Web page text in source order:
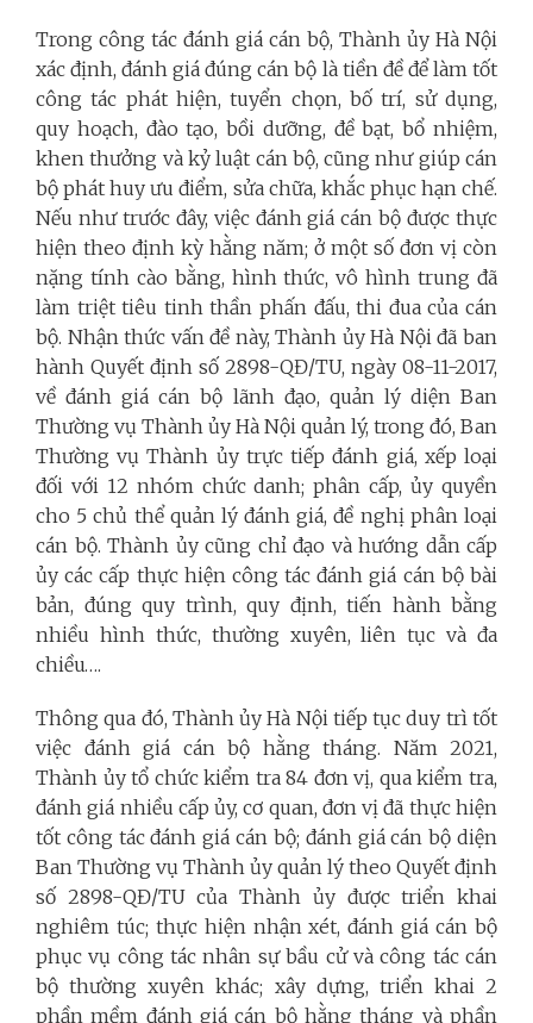
Trong công tác đánh giá cán bộ, Thành ủy Hà Nội
xác định, đánh giá đúng cán bộ là tiền đề để làm tốt
công tác phát hiện, tuyển chọn, bố trí, sử dụng,
quy hoạch, đào tạo, bồi dưỡng, đề bạt, bổ nhiệm,
khen thưởng và kỷ luật cán bộ, cũng như giúp cán
bộ phát huy ưu điểm, sửa chữa, khắc phục hạn chế.
Nếu như trước đây, việc đánh giá cán bộ được thực
hiện theo định kỳ hằng năm; ở một số đơn vị còn
nặng tính cào bằng, hình thức, vô hình trung đã
làm triệt tiêu tinh thần phấn đấu, thi đua của cán
bộ. Nhận thức vấn đề này, Thành ủy Hà Nội đã ban
hành Quyết định số 2898-QĐ/TU, ngày 08-11-2017,
về đánh giá cán bộ lãnh đạo, quản lý diện Ban
Thường vụ Thành ủy Hà Nội quản lý, trong đó, Ban
Thường vụ Thành ủy trực tiếp đánh giá, xếp loại
đối với 12 nhóm chức danh; phân cấp, ủy quyền
cho 5 chủ thể quản lý đánh giá, đề nghị phân loại
cán bộ. Thành ủy cũng chỉ đạo và hướng dẫn cấp
ủy các cấp thực hiện công tác đánh giá cán bộ bài
bản, đúng quy trình, quy định, tiến hành bằng
nhiều hình thức, thường xuyên, liên tục và đa
chiều….
Thông qua đó, Thành ủy Hà Nội tiếp tục duy trì tốt
việc đánh giá cán bộ hằng tháng. Năm 2021,
Thành ủy tổ chức kiểm tra 84 đơn vị, qua kiểm tra,
đánh giá nhiều cấp ủy, cơ quan, đơn vị đã thực hiện
tốt công tác đánh giá cán bộ; đánh giá cán bộ diện
Ban Thường vụ Thành ủy quản lý theo Quyết định
số 2898-QĐ/TU của Thành ủy được triển khai
nghiêm túc; thực hiện nhận xét, đánh giá cán bộ
phục vụ công tác nhân sự bầu cử và công tác cán
bộ thường xuyên khác; xây dựng, triển khai 2
phần mềm đánh giá cán bộ hằng tháng và phần